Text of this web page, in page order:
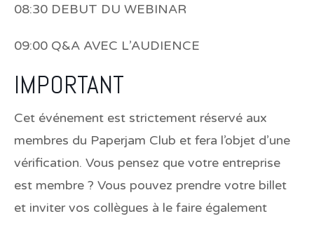
08:30 DEBUT DU WEBINAR
09:00 Q&A AVEC L’AUDIENCE
IMPORTANT
Cet événement est strictement réservé aux
membres du Paperjam Club et fera l’objet d’une
vérification. Vous pensez que votre entreprise
est membre ? Vous pouvez prendre votre billet
et inviter vos collègues à le faire également